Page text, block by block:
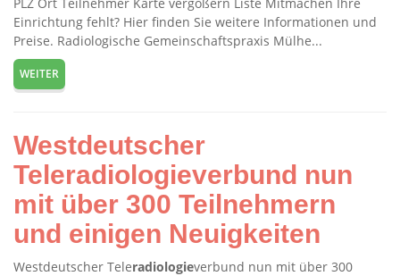
Einrichtung fehlt? Hier finden Sie weitere Informationen und
Preise. Radiologische Gemeinschaftspraxis Mülhe...
WEITER
Westdeutscher
Teleradiologieverbund nun
mit über 300 Teilnehmern
und einigen Neuigkeiten
Westdeutscher Teleradiologieverbund nun mit über 300